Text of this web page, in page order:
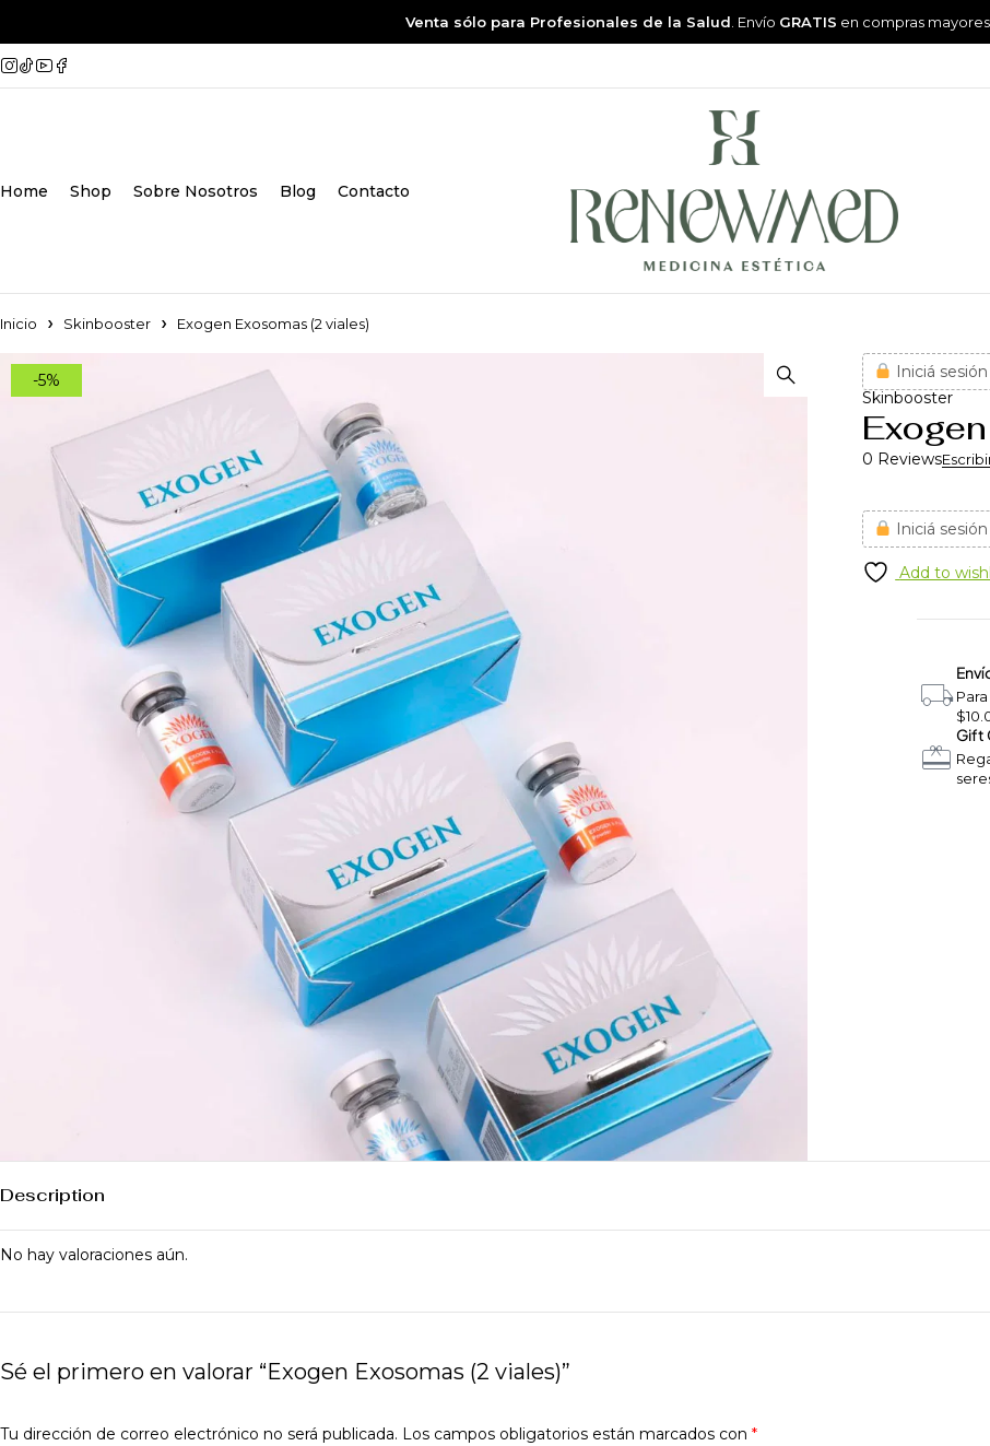
Venta sólo para Profesionales de la Salud . Envío GRATIS en compras
Home Shop Sobre Nosotros Blog Contacto
Inicio Skinbooster Exogen Exosomas (2 viales)
-5%
Iniciá
Skinbooster
0 Reviews
Iniciá
Add to
Gift
Description
No hay valoraciones aún.
Sé el primero en valorar “Exogen Exosomas (2 viales)”
Tu dirección de correo electrónico no será publicada. Los campos obligatorios están marcados con *